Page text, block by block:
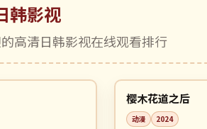
韩影视
高清日韩影视在线观看排行
18:02
日本
连载中
樱木花道之后
动漫 2024